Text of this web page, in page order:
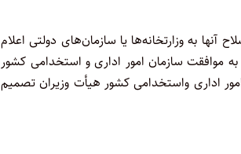
به ‌وزارتخانه‌ها یا سازمان‌های دولتی اعلام
موافقت سازمان امور اداری و استخدامی‌ کشور
اداری واستخدامی کشور هیأت وزیران تصمیم